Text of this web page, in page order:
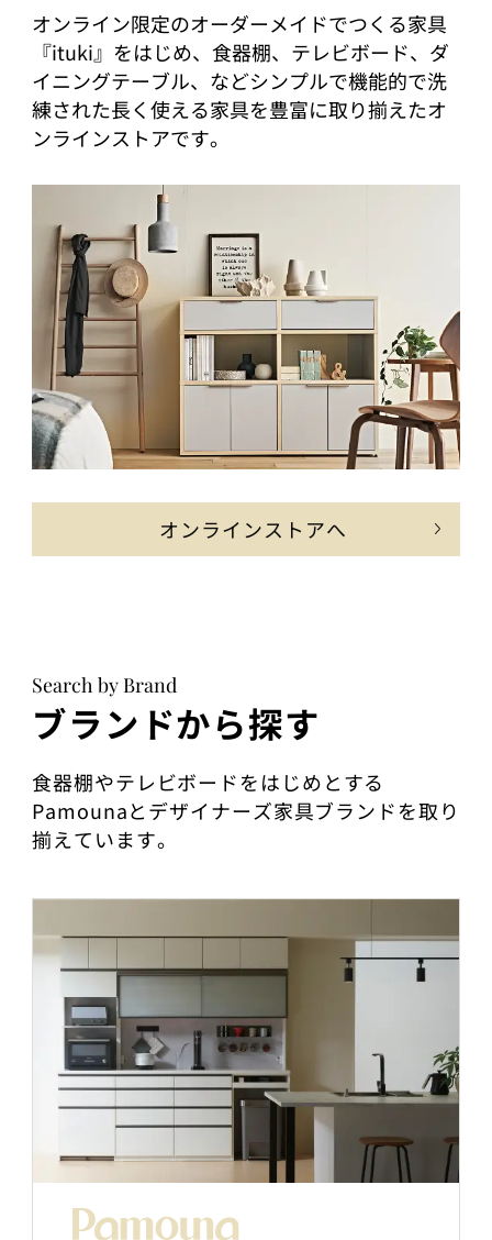
オンライン限定のオーダーメイドでつくる家具
『ituki』をはじめ、食器棚、テレビボード、ダ
イニングテーブル、などシンプルで機能的で洗
練された長く使える家具を豊富に取り揃えたオ
ンラインストアです。
オンラインストアへ
Search by Brand
ブランドから探す
食器棚やテレビボードをはじめとする
Pamounaとデザイナーズ家具ブランドを取り
揃えています。